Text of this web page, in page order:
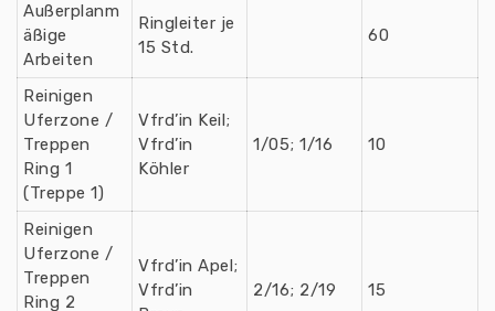
Außerplanm
äßige
Arbeiten
Ringleiter je
15 Std.
60
Reinigen
Uferzone /
Treppen
Ring 1
(Treppe 1)
Vfrd’in Keil;
Vfrd’in
Köhler
1/05; 1/16 10
Reinigen
Uferzone /
Treppen
Ring 2
Vfrd’in Apel;
Vfrd’in
2/16; 2/19 15